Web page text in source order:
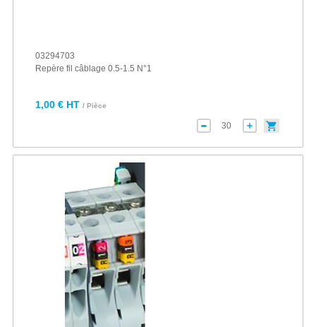
03294703
Repère fil câblage 0.5-1.5 N°1
1,00 € HT / Pièce